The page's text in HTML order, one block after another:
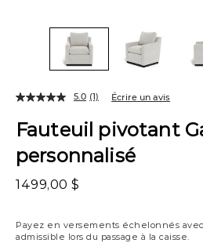
Fauteuil pivotant
personnalisé
1499,00 $
Payez en versements échelonnés avec
admissible lors du passage à la caisse.
5.0 (1) Écrire un avis